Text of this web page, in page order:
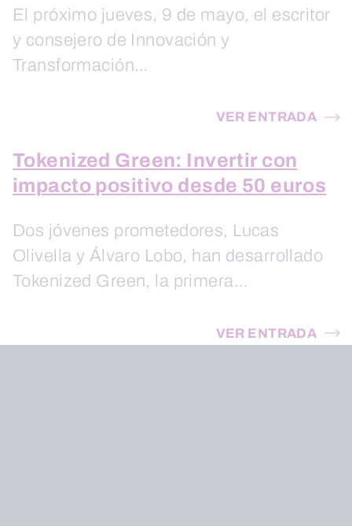
El próximo jueves, 9 de mayo, el escritor
y consejero de Innovación y
Transformación…
VER ENTRADA
Tokenized Green: Invertir con
impacto positivo desde 50 euros
Dos jóvenes prometedores, Lucas
Olivella y Álvaro Lobo, han desarrollado
Tokenized Green, la primera…
VER ENTRADA